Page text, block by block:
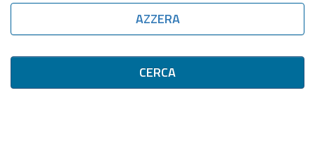
AZZERA
CERCA